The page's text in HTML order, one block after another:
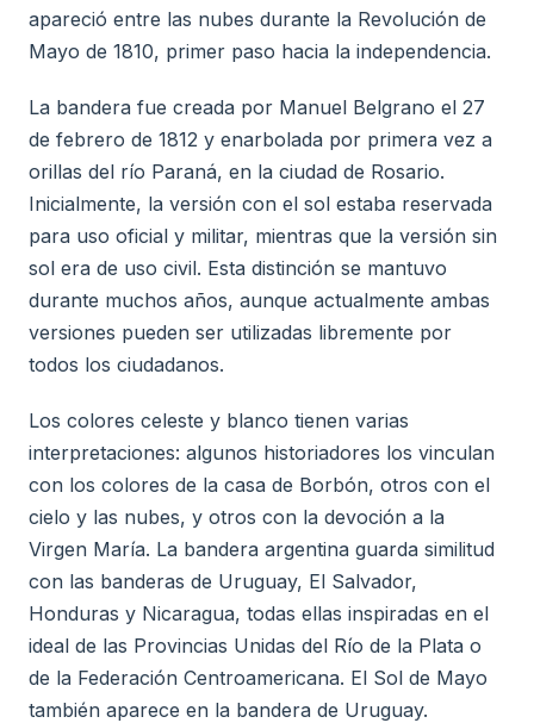
apareció entre las nubes durante la Revolución de
Mayo de 1810, primer paso hacia la independencia.
La bandera fue creada por Manuel Belgrano el 27
de febrero de 1812 y enarbolada por primera vez a
orillas del río Paraná, en la ciudad de Rosario.
Inicialmente, la versión con el sol estaba reservada
para uso oficial y militar, mientras que la versión sin
sol era de uso civil. Esta distinción se mantuvo
durante muchos años, aunque actualmente ambas
versiones pueden ser utilizadas libremente por
todos los ciudadanos.
Los colores celeste y blanco tienen varias
interpretaciones: algunos historiadores los vinculan
con los colores de la casa de Borbón, otros con el
cielo y las nubes, y otros con la devoción a la
Virgen María. La bandera argentina guarda similitud
con las banderas de Uruguay, El Salvador,
Honduras y Nicaragua, todas ellas inspiradas en el
ideal de las Provincias Unidas del Río de la Plata o
de la Federación Centroamericana. El Sol de Mayo
también aparece en la bandera de Uruguay.